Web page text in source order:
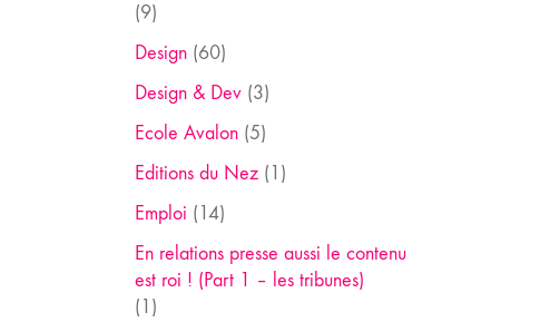
(9)
Design(60)
Design & Dev(3)
Ecole Avalon(5)
Editions du Nez(1)
Emploi (14)
En relations presse aussi le contenu
est roi ! (Part 1 – les tribunes)
(1)